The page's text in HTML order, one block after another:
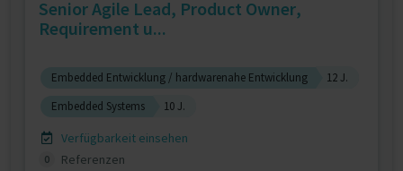
Senior Agile Lead, Product Owner,
Requirement u...
Embedded Entwicklung / hardwarenahe Entwicklung
12 J.
Embedded Systems
10 J.
Verfügbarkeit einsehen
0
Referenzen